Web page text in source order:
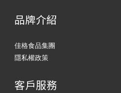
品牌介紹
佳格食品集團
隱私權政策
客戶服務